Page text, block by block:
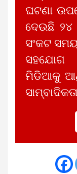
ଘଟଣା
ଦେଉଛି ୨୪
ସଂକଟ
ସହଯୋଗ
ମିଡିଆକୁ